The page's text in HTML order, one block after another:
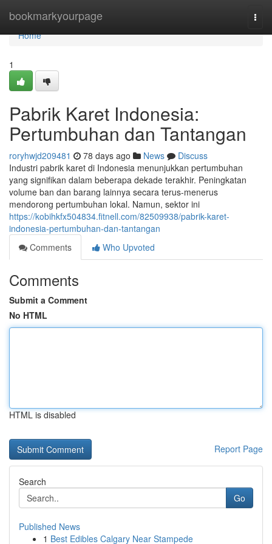
bookmarkyourpage
Home
Home
1
Pabrik Karet Indonesia:
Pertumbuhan dan Tantangan
roryhwjd209481 78 days ago News
Discuss
Industri pabrik karet di Indonesia menunjukkan pertumbuhan
yang signifikan dalam beberapa dekade terakhir. Peningkatan
volume ban dan barang lainnya secara terus-menerus
mendorong pertumbuhan lokal. Namun, sektor ini
https://kobihkfx504834.fitnell.com/82509938/pabrik-karet-
indonesia-pertumbuhan-dan-tantangan
Comments
Who Upvoted
Comments
Submit a Comment
No HTML
HTML is disabled
Report Page
Search
Go
Published News
1 Best Edibles Calgary Near Stampede